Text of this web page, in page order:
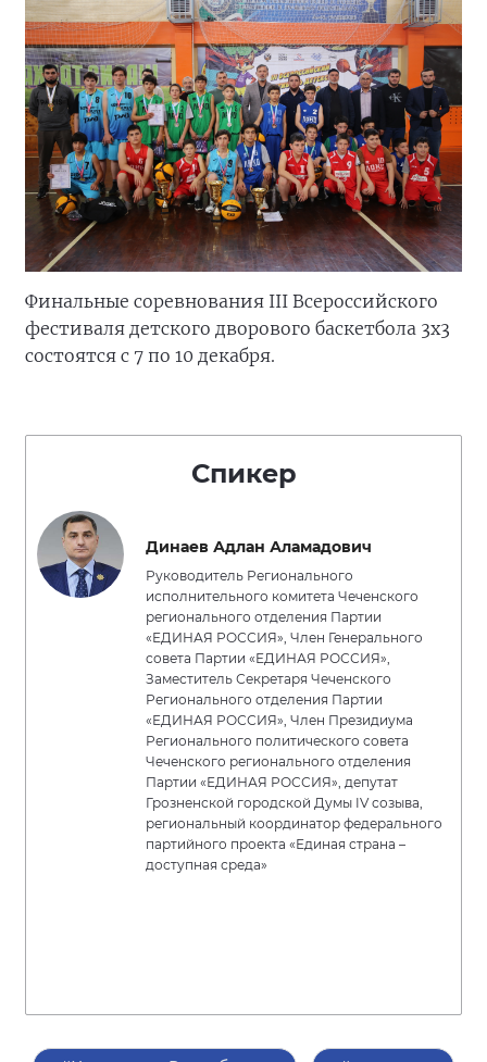
Финальные соревнования III Всероссийского
фестиваля детского дворового баскетбола 3х3
состоятся с 7 по 10 декабря.
Спикер
Динаев Адлан Аламадович
Руководитель Регионального
исполнительного комитета Чеченского
регионального отделения Партии
«ЕДИНАЯ РОССИЯ», Член Генерального
совета Партии «ЕДИНАЯ РОССИЯ»,
Заместитель Секретаря Чеченского
Регионального отделения Партии
«ЕДИНАЯ РОССИЯ», Член Президиума
Регионального политического совета
Чеченского регионального отделения
Партии «ЕДИНАЯ РОССИЯ», депутат
Грозненской городской Думы IV созыва,
региональный координатор федерального
партийного проекта «Единая страна –
доступная среда»